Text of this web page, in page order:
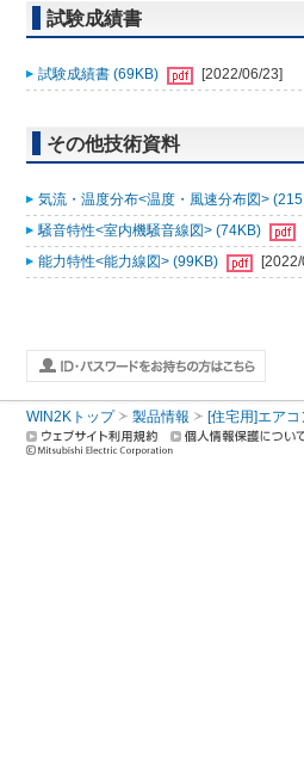
試験成績書
試験成績書 (69KB) [2022/06/23]
その他技術資料
気流・温度分布<温度・風速分布図>
騒音特性<室内機騒音線図> (74KB)
能力特性<能力線図> (99KB)
WIN2Kトップ 製品情報 [住宅用]エア